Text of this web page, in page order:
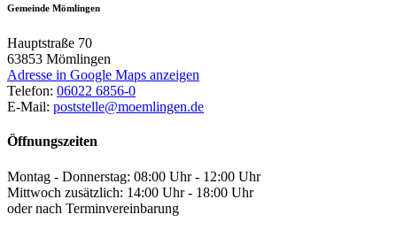
Gemeinde Mömlingen
Hauptstraße 70
63853 Mömlingen
Adresse in Google Maps anzeigen
Telefon: 06022 6856-0
E-Mail: poststelle@moemlingen.de
Öffnungszeiten
Montag - Donnerstag: 08:00 Uhr - 12:00 Uhr
Mittwoch zusätzlich: 14:00 Uhr - 18:00 Uhr
oder nach Terminvereinbarung